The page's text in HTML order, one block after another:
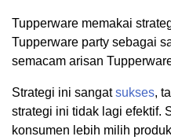
Tupperware memakai
Tupperware party sebagai
semacam arisan
Strategi ini sangatsukses,
strategi ini tidak lagi efektif.
konsumen lebih milih